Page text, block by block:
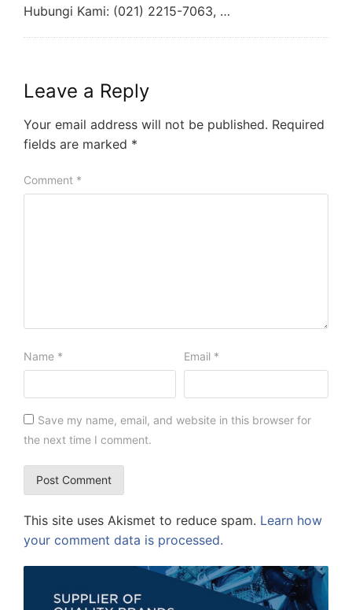
Hubungi Kami: (021) 2215-7063, …
Leave a Reply
Your email address will not be published. Required
fields are marked *
Comment *
Name * Email *
Save my name, email, and website in this browser for
the next time I comment.
This site uses Akismet to reduce spam. Learn how
your comment data is processed.